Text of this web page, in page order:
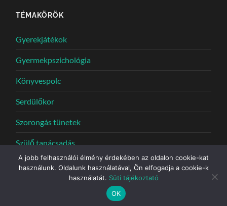
TÉMAKÖRÖK
Gyerekjátékok
Gyermekpszichológia
Könyvespolc
Serdülőkor
Szorongás tünetek
Szülő tanácsadás
PSZICHOLÓGUS MŰHELY
A jobb felhasználói élmény érdekében az oldalon cookie-kat
használunk. Oldalunk használatával, Ön elfogadja a cookie-k
használatát. Süti tájékoztató
OK